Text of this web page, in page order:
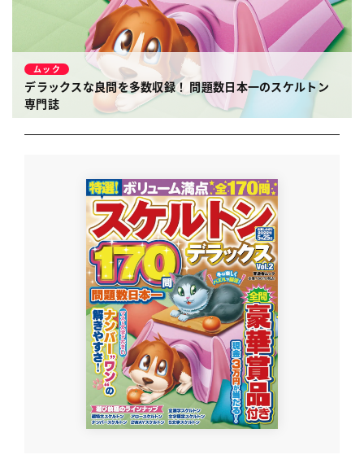
ムック
デラックスな良問を多数収録！ 問題数日本一のスケルトン
専門誌